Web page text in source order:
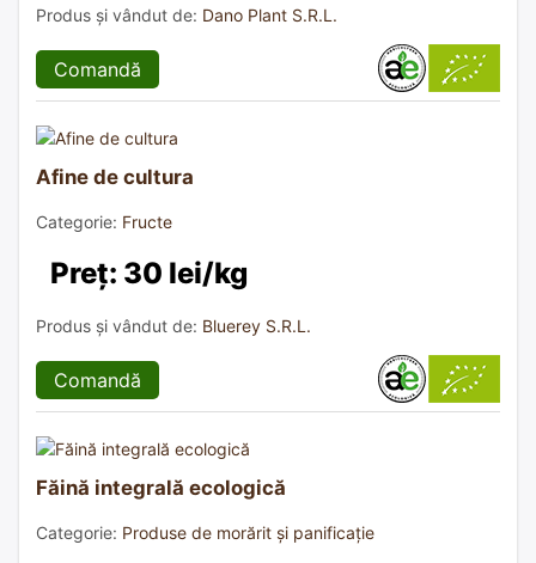
Produs și vândut de: Dano Plant S.R.L.
Comandă
Afine de cultura
Categorie: Fructe
Preț: 30 lei/kg
Produs și vândut de: Bluerey S.R.L.
Comandă
Făină integrală ecologică
Categorie: Produse de morărit și panificație